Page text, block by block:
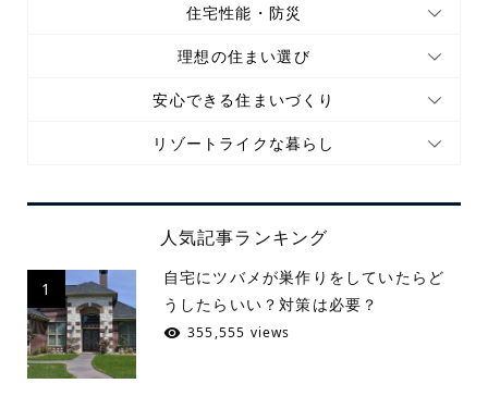
住宅性能・防災
理想の住まい選び
安心できる住まいづくり
リゾートライクな暮らし
人気記事ランキング
1
自宅にツバメが巣作りをしていたらど
うしたらいい？対策は必要？
355,555 views